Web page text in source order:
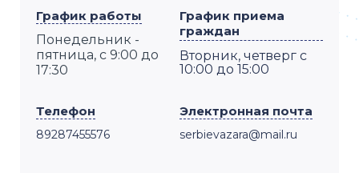
График работы
Понедельник -
пятница, с 9:00 до
17:30
График приема
граждан
Вторник, четверг с
10:00 до 15:00
Телефон
89287455576
Электронная почта
serbievazara@mail.ru